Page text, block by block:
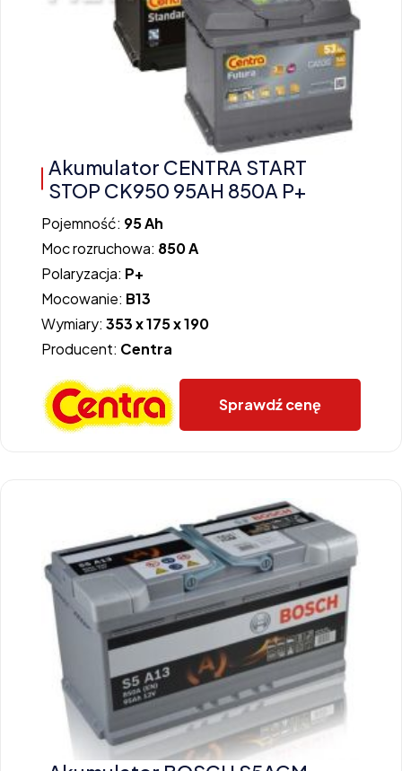
Akumulator CENTRA START
STOP CK950 95AH 850A P+
Pojemność: 95 Ah
Moc rozruchowa: 850 A
Polaryzacja: P+
Mocowanie: B13
Wymiary: 353 x 175 x 190
Producent: Centra
Sprawdź cenę